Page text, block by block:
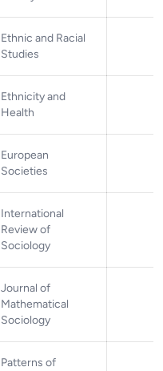
Ethnic and Racial
Studies
Ethnicity and
Health
European
Societies
International
Review of
Sociology
Journal of
Mathematical
Sociology
Patterns of